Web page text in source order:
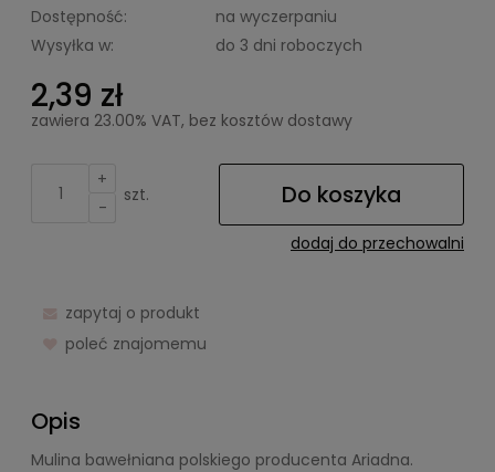
Dostępność:
na wyczerpaniu
Wysyłka w:
do 3 dni roboczych
2,39 zł
zawiera 23.00% VAT, bez kosztów dostawy
+
-
szt. Do koszyka
dodaj do przechowalni
zapytaj o produkt
poleć znajomemu
Opis
Mulina bawełniana polskiego producenta Ariadna.